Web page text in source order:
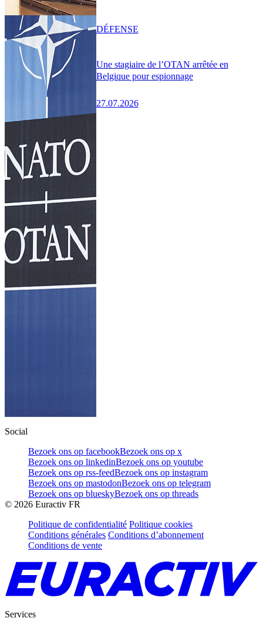
Une stagiaire de l’OTAN arrêtée en
Belgique pour espionnage
27.07.2026
DÉFENSE
Social
Bezoek ons op facebookBezoek ons op x
Bezoek ons op linkedinBezoek ons op youtube
Bezoek ons op rss-feedBezoek ons op instagram
Bezoek ons op mastodonBezoek ons op telegram
Bezoek ons op blueskyBezoek ons op threads
© 2026 Euractiv FR
Politique de confidentialité Politique cookies
Conditions générales Conditions d’abonnement
Conditions de vente
Services